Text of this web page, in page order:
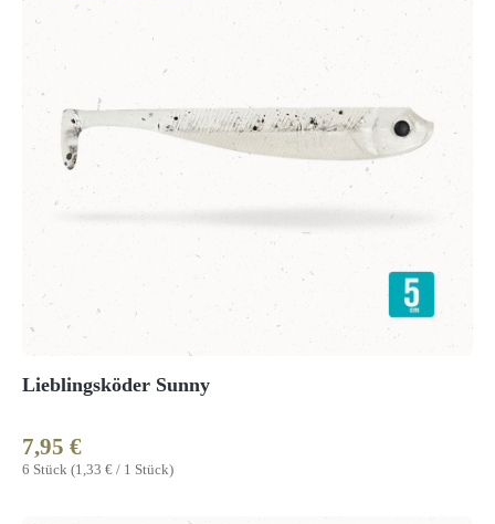
Lieblingsköder Sunny
6 Stück (1,33 € / 1 Stück)
Regulärer Preis:
7,95 €